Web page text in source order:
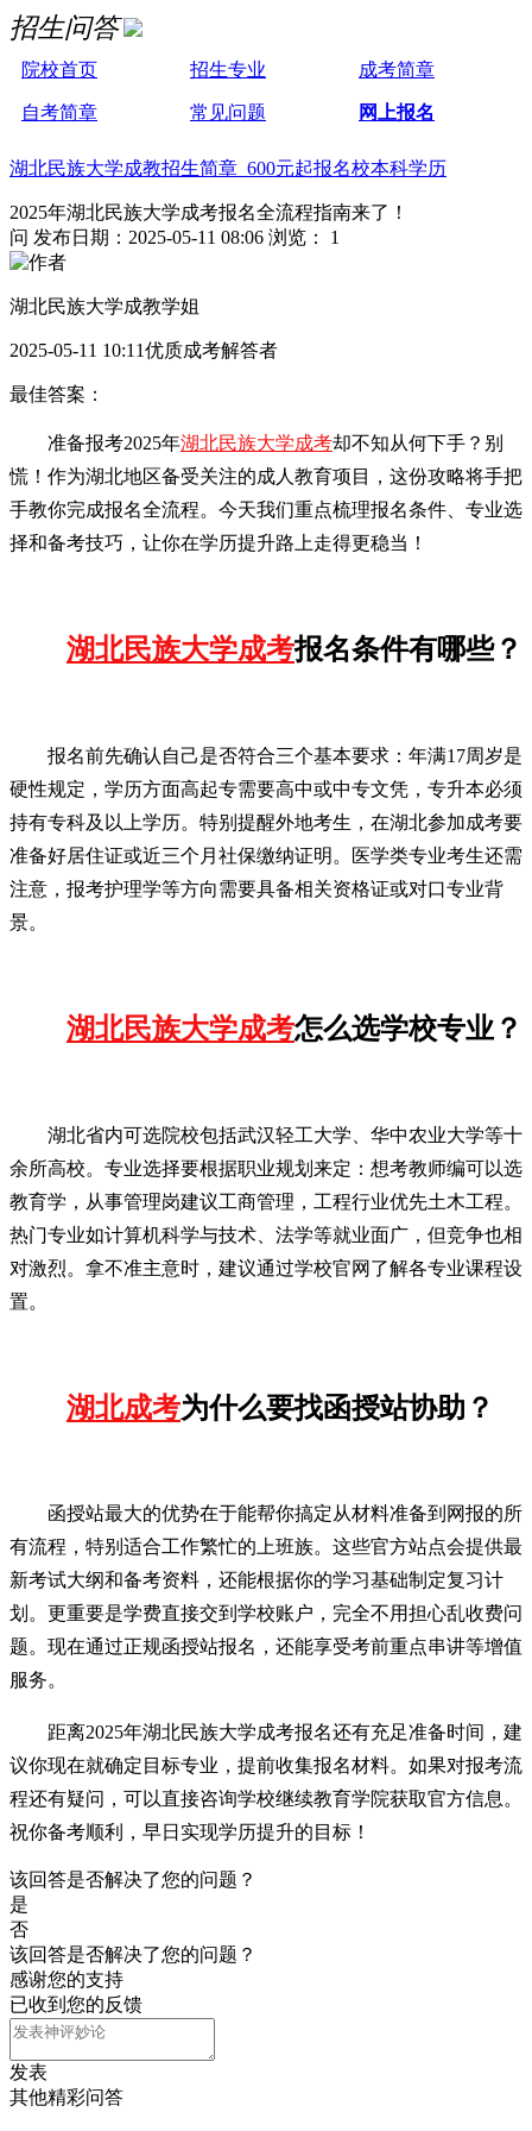
招生问答
院校首页 招生专业 成考简章
自考简章 常见问题 网上报名
湖北民族大学成教招生简章 600元起报名校本科学历
2025年湖北民族大学成考报名全流程指南来了！
问 发布日期：2025-05-11 08:06 浏览： 1
湖北民族大学成教学姐
2025-05-11 10:11优质成考解答者
最佳答案：
准备报考2025年湖北民族大学成考却不知从何下手？别
慌！作为湖北地区备受关注的成人教育项目，这份攻略将手把
手教你完成报名全流程。今天我们重点梳理报名条件、专业选
择和备考技巧，让你在学历提升路上走得更稳当！
湖北民族大学成考报名条件有哪些？
报名前先确认自己是否符合三个基本要求：年满17周岁是
硬性规定，学历方面高起专需要高中或中专文凭，专升本必须
持有专科及以上学历。特别提醒外地考生，在湖北参加成考要
准备好居住证或近三个月社保缴纳证明。医学类专业考生还需
注意，报考护理学等方向需要具备相关资格证或对口专业背
景。
湖北民族大学成考怎么选学校专业？
湖北省内可选院校包括武汉轻工大学、华中农业大学等十
余所高校。专业选择要根据职业规划来定：想考教师编可以选
教育学，从事管理岗建议工商管理，工程行业优先土木工程。
热门专业如计算机科学与技术、法学等就业面广，但竞争也相
对激烈。拿不准主意时，建议通过学校官网了解各专业课程设
置。
湖北成考为什么要找函授站协助？
函授站最大的优势在于能帮你搞定从材料准备到网报的所
有流程，特别适合工作繁忙的上班族。这些官方站点会提供最
新考试大纲和备考资料，还能根据你的学习基础制定复习计
划。更重要是学费直接交到学校账户，完全不用担心乱收费问
题。现在通过正规函授站报名，还能享受考前重点串讲等增值
服务。
距离2025年湖北民族大学成考报名还有充足准备时间，建
议你现在就确定目标专业，提前收集报名材料。如果对报考流
程还有疑问，可以直接咨询学校继续教育学院获取官方信息。
祝你备考顺利，早日实现学历提升的目标！
该回答是否解决了您的问题？
是
否
该回答是否解决了您的问题？
感谢您的支持
已收到您的反馈
发表
其他精彩问答